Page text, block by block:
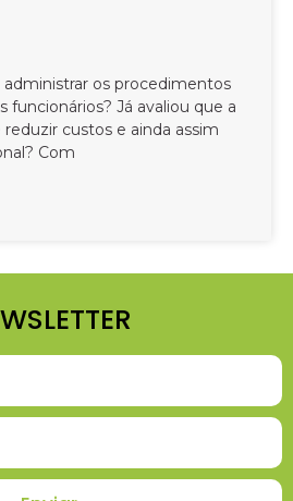
os procedimentos
funcionários? Já avaliou que a
custos e ainda assim
Com